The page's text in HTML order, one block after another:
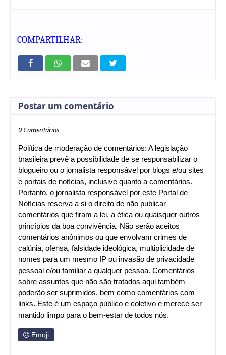
COMPARTILHAR:
Postar um comentário
0 Comentários
Política de moderação de comentários: A legislação
brasileira prevê a possibilidade de se responsabilizar o
blogueiro ou o jornalista responsável por blogs e/ou sites
e portais de notícias, inclusive quanto a comentários.
Portanto, o jornalista responsável por este Portal de
Notícias reserva a si o direito de não publicar
comentários que firam a lei, a ética ou quaisquer outros
princípios da boa convivência. Não serão aceitos
comentários anônimos ou que envolvam crimes de
calúnia, ofensa, falsidade ideológica, multiplicidade de
nomes para um mesmo IP ou invasão de privacidade
pessoal e/ou familiar a qualquer pessoa. Comentários
sobre assuntos que não são tratados aqui também
poderão ser suprimidos, bem como comentários com
links. Este é um espaço público e coletivo e merece ser
mantido limpo para o bem-estar de todos nós.
Emoji